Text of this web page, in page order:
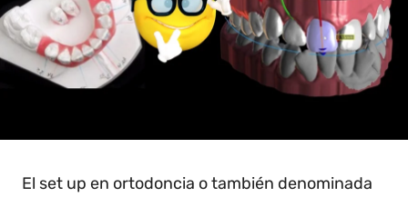
El set up en ortodoncia o también denominada